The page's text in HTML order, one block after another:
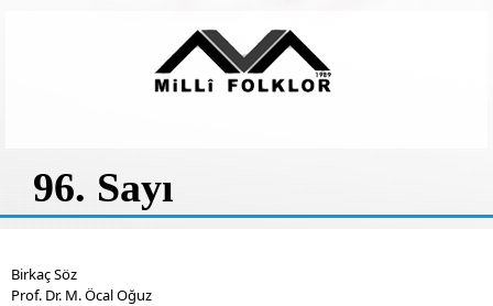
96. Sayı
Birkaç Söz
Prof. Dr. M. Öcal Oğuz